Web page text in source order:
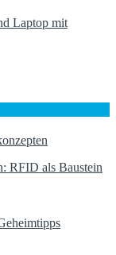
RFID als Baustein